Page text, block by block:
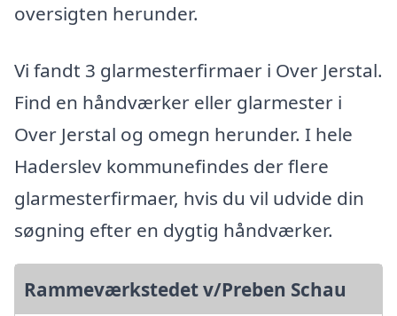
oversigten herunder.
Vi fandt 3 glarmesterfirmaer i Over Jerstal.
Find en håndværker eller glarmester i
Over Jerstal og omegn herunder. I hele
Haderslev kommunefindes der flere
glarmesterfirmaer, hvis du vil udvide din
søgning efter en dygtig håndværker.
Rammeværkstedet v/Preben Schau